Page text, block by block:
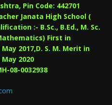
Pin Code: 442701
Janata High School (
:- B.Sc., B.Ed., M. Sc.
First in
2017,D. S. M. Merit in
2020
08-0032938